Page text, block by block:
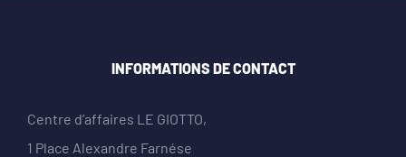
INFORMATIONS DE CONTACT
Centre d’affaires LE GIOTTO,
1 Place Alexandre Farnése